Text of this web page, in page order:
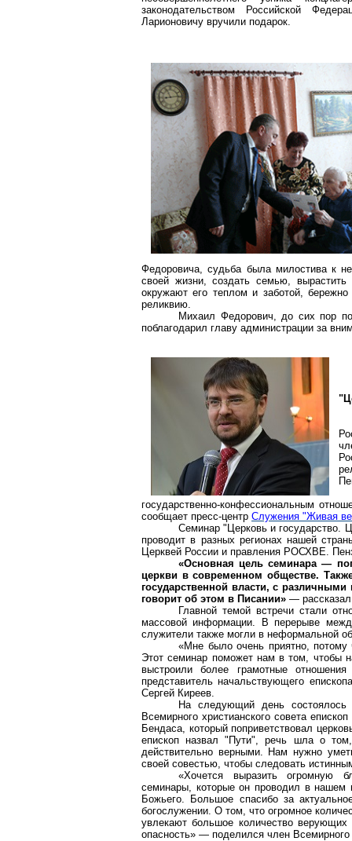
законодательством Российской
Ларионовичу вручили подарок.
Федоровича, судьба была милостива к
своей жизни, создать семью,
окружают его теплом и заботой,
реликвию.
Михаил Федорович, до сих пор
поблагодарил главу администрации за
государственно-конфессиональным
сообщает пресс-центр Служения "Живая
Семинар "Церковь и государство.
проводит в разных регионах нашей
Церквей России и правления РОСХВЕ.
«Основная цель семинара —
церкви в современном обществе.
государственной власти, с
говорит об этом в Писании» —
Главной темой встречи стали
массовой информации. В перерыве
служители также могли в неформальной
«Мне было очень приятно, потому
Этот семинар поможет нам в том,
выстроили более грамотные
представитель начальствующего
Сергей Киреев.
На следующий день состоялось
Всемирного христианского совета
Бендаса, который поприветствовал
епископ назвал "Пути", речь шла о
действительно верными. Нам нужно
своей совестью, чтобы следовать
«Хочется выразить огромную
семинары, которые он проводил в нашем
Божьего. Большое спасибо за
богослужении. О том, что огромное
увлекают большое количество
опасность» — поделился член Всемирного